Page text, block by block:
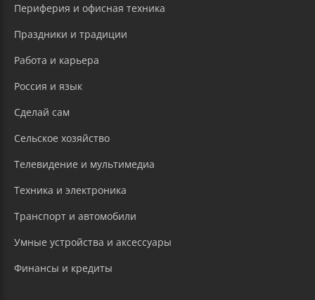
Периферия и офисная техника
Праздники и традиции
Работа и карьера
Россия и язык
Сделай сам
Сельское хозяйство
Телевидение и мультимедиа
Техника и электроника
Транспорт и автомобили
Умные устройства и аксессуары
Финансы и кредиты